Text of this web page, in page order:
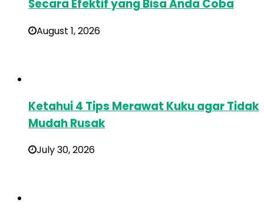
Secara Efektif yang Bisa Anda Coba
August 1, 2026
Ketahui 4 Tips Merawat Kuku agar Tidak
Mudah Rusak
July 30, 2026